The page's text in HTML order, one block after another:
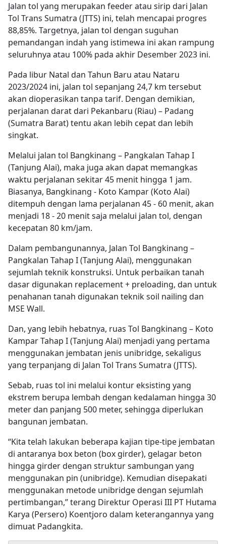
Jalan tol yang merupakan feeder atau sirip dari Jalan
Tol Trans Sumatra (JTTS) ini, telah mencapai progres
88,85%. Targetnya, jalan tol dengan suguhan
pemandangan indah yang istimewa ini akan rampung
seluruhnya atau 100% pada akhir Desember 2023 ini.
Pada libur Natal dan Tahun Baru atau Nataru
2023/2024 ini, jalan tol sepanjang 24,7 km tersebut
akan dioperasikan tanpa tarif. Dengan demikian,
perjalanan darat dari Pekanbaru (Riau) – Padang
(Sumatra Barat) tentu akan lebih cepat dan lebih
singkat.
Melalui jalan tol Bangkinang – Pangkalan Tahap I
(Tanjung Alai), maka juga akan dapat memangkas
waktu perjalanan sekitar 45 menit hingga 1 jam.
Biasanya, Bangkinang - Koto Kampar (Koto Alai)
ditempuh dengan lama perjalanan 45 - 60 menit, akan
menjadi 18 - 20 menit saja melalui jalan tol, dengan
kecepatan 80 km/jam.
Dalam pembangunannya, Jalan Tol Bangkinang –
Pangkalan Tahap I (Tanjung Alai), menggunakan
sejumlah teknik konstruksi. Untuk perbaikan tanah
dasar digunakan replacement + preloading, dan untuk
penahanan tanah digunakan teknik soil nailing dan
MSE Wall.
Dan, yang lebih hebatnya, ruas Tol Bangkinang – Koto
Kampar Tahap I (Tanjung Alai) menjadi yang pertama
menggunakan jembatan jenis unibridge, sekaligus
yang terpanjang di Jalan Tol Trans Sumatra (JTTS).
Sebab, ruas tol ini melalui kontur eksisting yang
ekstrem berupa lembah dengan kedalaman hingga 30
meter dan panjang 500 meter, sehingga diperlukan
bangunan jembatan.
“Kita telah lakukan beberapa kajian tipe-tipe jembatan
di antaranya box beton (box girder), gelagar beton
hingga girder dengan struktur sambungan yang
menggunakan pin (unibridge). Kemudian disepakati
menggunakan metode unibridge dengan sejumlah
pertimbangan,” terang Direktur Operasi III PT Hutama
Karya (Persero) Koentjoro dalam keterangannya yang
dimuat Padangkita.